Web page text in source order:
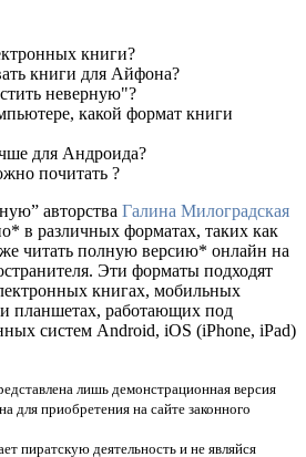
книги?
книги для Айфона?
неверную"?
какой формат книги
для Андроида?
почитать ?
авторства Галина Милоградская
в различных форматах, таких как
читать полную версию* онлайн на
Эти форматы подходят
книгах, мобильных
планшетах, работающих под
систем Android, iOS (iPhone, iPad)
лишь демонстрационная версия
для приобретения на сайте законного
пиратскую деятельность и не являйся